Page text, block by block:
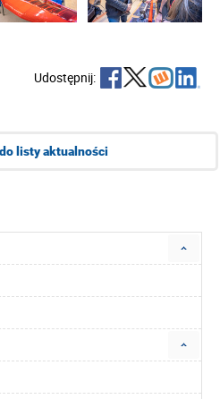
Udostępnij:
listy aktualności